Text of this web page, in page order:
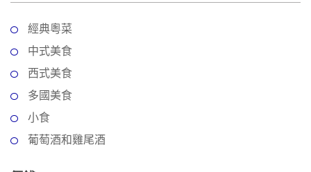
經典粵菜
中式美食
西式美食
多國美食
小食
葡萄酒和雞尾酒